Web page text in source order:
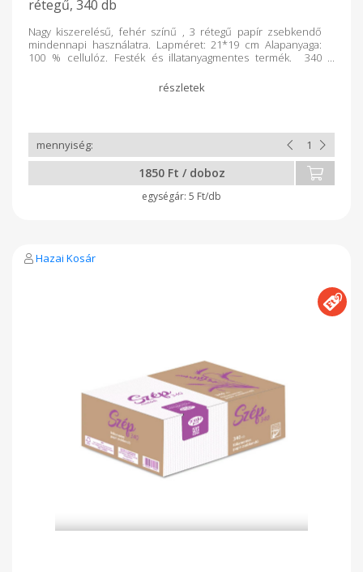
rétegű, 340 db
Nagy kiszerelésű, fehér színű , 3 rétegű papír zsebkendő
mindennapi használatra. Lapméret: 21*19 cm Alapanyaga:
100 % cellulóz. Festék és illatanyagmentes termék. 340
1850 Ft / doboz
5 Ft/db
Hazai Kosár